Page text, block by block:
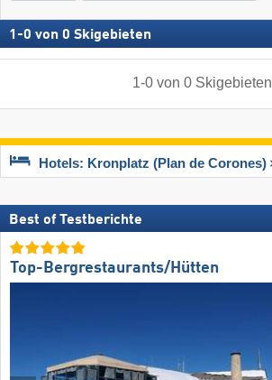
1 -0 von 0 Skigebieten
1-0von 0 Skigebieten
Hotels: Kronplatz (Plan de Corones)
Best of Testberichte
Top-Bergrestaurants/Hütten